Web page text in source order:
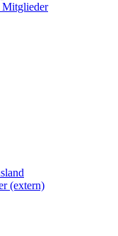
Mitglieder
(extern)